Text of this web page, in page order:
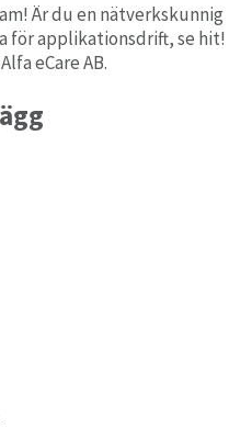
Är du en nätverkskunnig
för applikationsdrift, se hit!
eCare AB.